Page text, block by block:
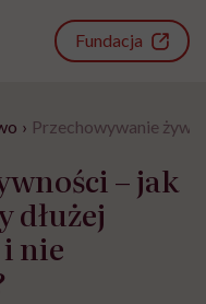
Fundacja
› Przechowywanie
– jak
dłużej
nie